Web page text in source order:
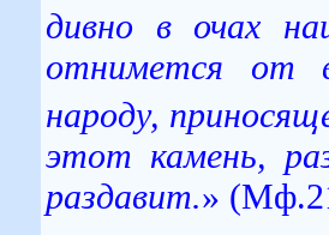
дивно в очах
отнимется от
народу,
этот камень,
раздавит.»